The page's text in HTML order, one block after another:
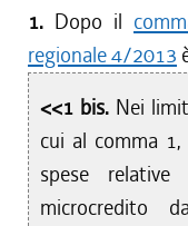
1. Dopo il
regionale 4/2013
<<1 bis. Nei
cui al comma 1,
spese
microcredito